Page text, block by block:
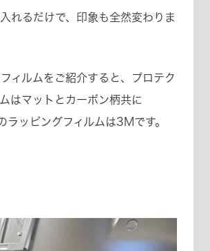
れるだけで、印象も全然変わりま
ィルムをご紹介すると、プロテク
はマットとカーボン柄共に
ラッピングフィルムは3Mです。